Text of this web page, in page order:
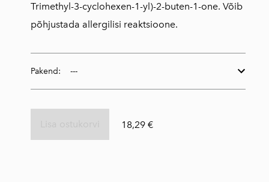
Trimethyl-3-cyclohexen-1-yl)-2-buten-1-one. Võib
põhjustada allergilisi reaktsioone.
Pakend:
18,29 €